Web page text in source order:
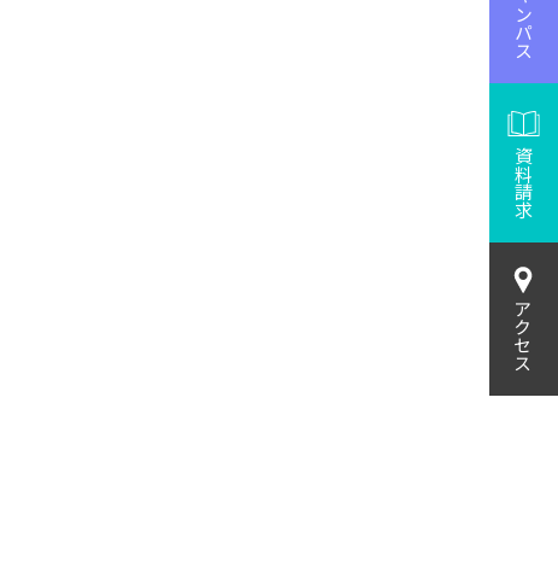
資料請求
アクセス